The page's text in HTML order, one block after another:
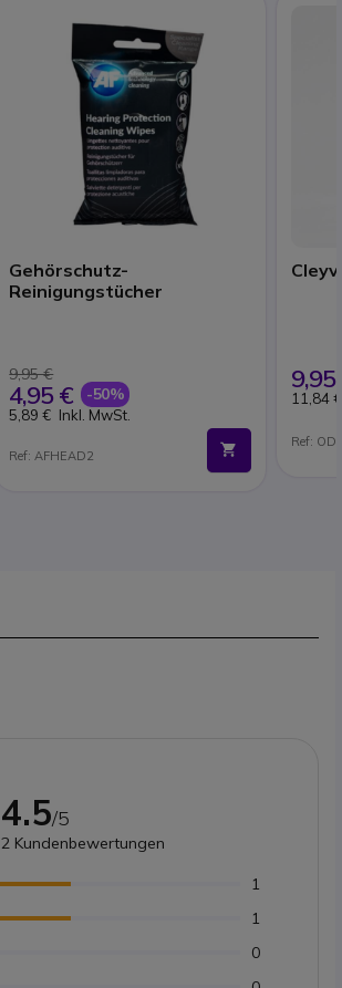
Gehörschutz-
Reinigungstücher
9,95 €
4,95 € -50%
5,89 € Inkl. MwSt.
Ref: AFHEAD2
11,84
Ref:
4.5/5
2 Kundenbewertungen
1
1
0